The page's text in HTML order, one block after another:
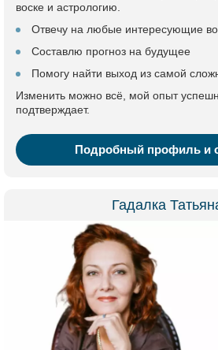
воске и астрологию.
Отвечу на любые интересующие
Составлю прогноз на будущее
Помогу найти выход из самой
Изменить можно всё, мой опыт
подтверждает.
Подробный профиль и
Гадалка